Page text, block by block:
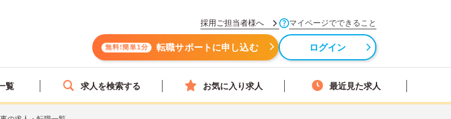
採用ご担当者様へ マイページでできること
無料!簡単1分 転職サポートに申し込む ログイン
覧 求人を検索する お気に入り求人 最近見た求人